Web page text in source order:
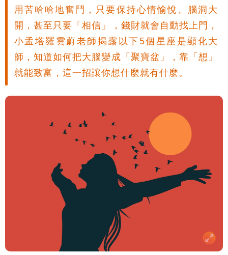
用苦哈哈地奮鬥，只要保持心情愉悅、腦洞大
開，甚至只要「相信」，錢財就會自動找上門，
小孟塔羅雲蔚老師揭露以下5個星座是顯化大
師，知道如何把大腦變成「聚寶盆」，靠「想」
就能致富，這一招讓你想什麼就有什麼。